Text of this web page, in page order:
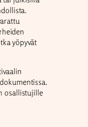
yöpyvät
osallistujille